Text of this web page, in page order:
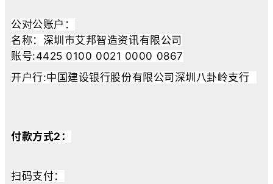
公对公账户：
名称：深圳市艾邦智造资讯有限公司
账号:4425 0100 0021 0000 0867
开户行:中国建设银行股份有限公司深圳八卦岭支行
付款方式2：
扫码支付：